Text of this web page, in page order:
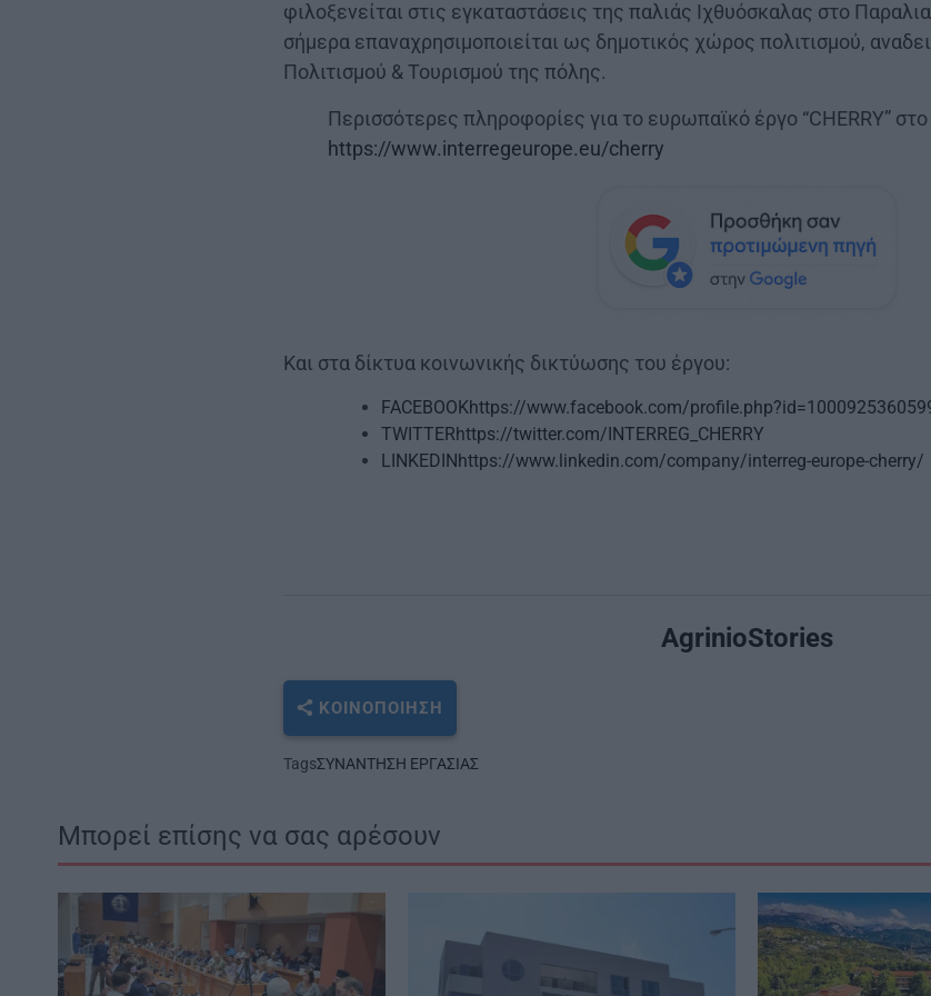
φιλοξενείται στις εγκαταστάσεις της παλιάς Ιχθυόσκαλας στο
σήμερα επαναχρησιμοποιείται ως δημοτικός χώρος πολιτισμού,
Πολιτισμού & Τουρισμού της πόλης.
Περισσότερες πληροφορίες για το ευρωπαϊκό έργο “CHERRY”
https://www.interregeurope.eu/cherry
Και στα δίκτυα κοινωνικής δικτύωσης του έργου:
FACEBOOKhttps://www.facebook.com/
TWITTERhttps://twitter.com/INTERREG_CHERRY
LINKEDIN https://www.linkedin.com/company/interreg-europe-cherry/
AgrinioStories
ΚΟΙΝΟΠΟΊΗΣΗ
TagsΣΥΝΑΝΤΗΣΗ ΕΡΓΑΣΙΑΣ
Μπορεί επίσης να σας αρέσουν